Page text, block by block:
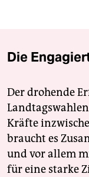
Die
Der drohende
Kräfte
braucht es
und vor allem
für eine starke